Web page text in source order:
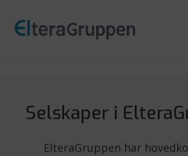
Selskaper i
ElteraGruppen har